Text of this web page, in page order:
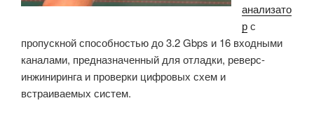
анализато
рс
пропускной способностью до 3.2 Gbps и 16 входными
каналами, предназначенный для отладки, реверс-
инжиниринга и проверки цифровых схем и
встраиваемых систем.